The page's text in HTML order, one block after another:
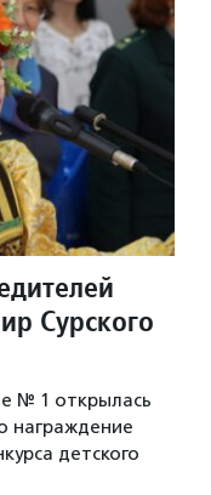
Сурского
№ 1 открылась
награждение
детского